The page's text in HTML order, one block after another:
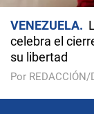
VENEZUELA
celebra el
su libertad
Por